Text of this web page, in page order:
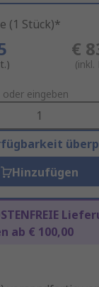
(1 Stück)*
€
(inkl.
eingeben
Hinzufügen
ab € 100,00